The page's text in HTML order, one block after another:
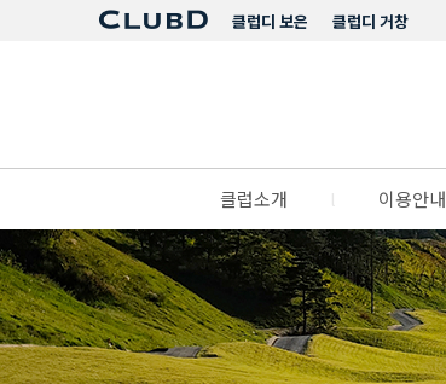
클럽디 거창
클럽디 보은
클럽소개 이용안내